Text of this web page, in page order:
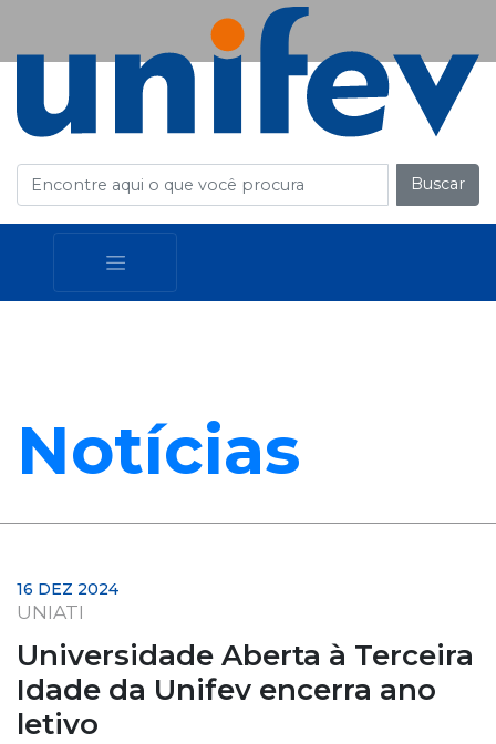
Buscar
Notícias
16 DEZ 2024
UNIATI
Universidade Aberta à Terceira
Idade da Unifev encerra ano
letivo